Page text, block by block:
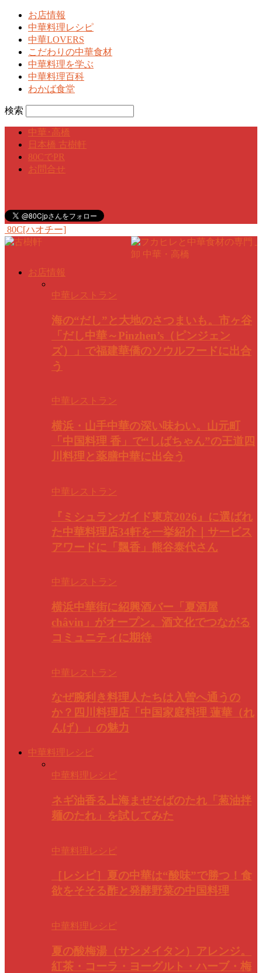
お店情報
中華料理レシピ
中華LOVERS
こだわりの中華食材
中華料理を学ぶ
中華料理百科
わかば食堂
検索
中華･高橋
日本橋 古樹軒
80CでPR
お問合せ
80C[ハオチー]
お店情報
中華レストラン
海の“だし”と大地のさつまいも。市ヶ谷
「だし中華～Pinzhen’s（ピンジェン
ズ）」で福建華僑のソウルフードに出合
う
中華レストラン
横浜・山手中華の深い味わい。山元町
「中国料理 香」で“しばちゃん”の王道四
川料理と薬膳中華に出会う
中華レストラン
『ミシュランガイド東京2026』に選ばれ
た中華料理店34軒を一挙紹介｜サービス
アワードに「飄香」熊谷泰代さん
中華レストラン
横浜中華街に紹興酒バー「夏酒屋
châvin」がオープン。酒文化でつながる
コミュニティに期待
中華レストラン
なぜ腕利き料理人たちは入曽へ通うの
か？四川料理店「中国家庭料理 蓮華（れ
んげ）」の魅力
中華料理レシピ
中華料理レシピ
ネギ油香る上海まぜそばのたれ「葱油拌
麺のたれ」を試してみた
中華料理レシピ
［レシピ］夏の中華は“酸味”で勝つ！食
欲をそそる酢と発酵野菜の中国料理
中華料理レシピ
夏の酸梅湯（サンメイタン）アレンジ。
紅茶・コーラ・ヨーグルト・ハーブ・梅